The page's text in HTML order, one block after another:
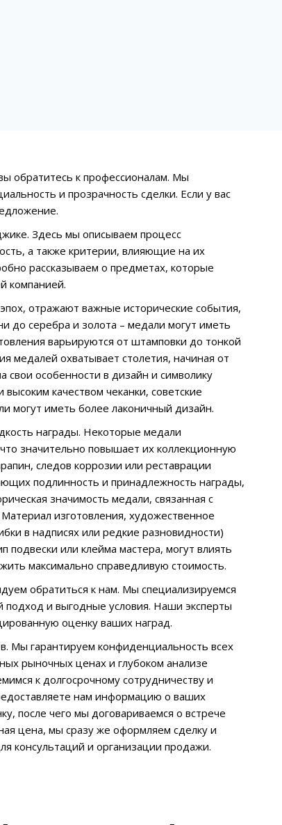
обратитесь к профессионалам. Мы
и прозрачность сделки. Если у вас
Здесь мы описываем процесс
а также критерии, влияющие на их
рассказываем о предметах, которые
компанией.
отражают важные исторические события,
до серебра и золота – медали могут иметь
варьируются от штамповки до тонкой
медалей охватывает столетия, начиная от
свои особенности в дизайн и символику
качеством чеканки, советские
могут иметь более лаконичный дизайн.
награды. Некоторые медали
значительно повышает их коллекционную
следов коррозии или реставрации
подлинность и принадлежность награды,
значимость медали, связанная с
изготовления, художественное
в надписях или редкие разновидности)
или клейма мастера, могут влиять
максимально справедливую стоимость.
обратиться к нам. Мы специализируемся
подход и выгодные условия. Наши эксперты
оценку ваших наград.
Мы гарантируем конфиденциальность всех
рыночных ценах и глубоком анализе
к долгосрочному сотрудничеству и
нам информацию о ваших
после чего мы договариваемся о встрече
цена, мы сразу же оформляем сделку и
консультаций и организации продажи.